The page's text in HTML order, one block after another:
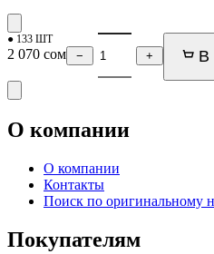
● 133 ШТ
2 070 сом − + В
О компании
О компании
Контакты
Поиск по оригинальному
Покупателям